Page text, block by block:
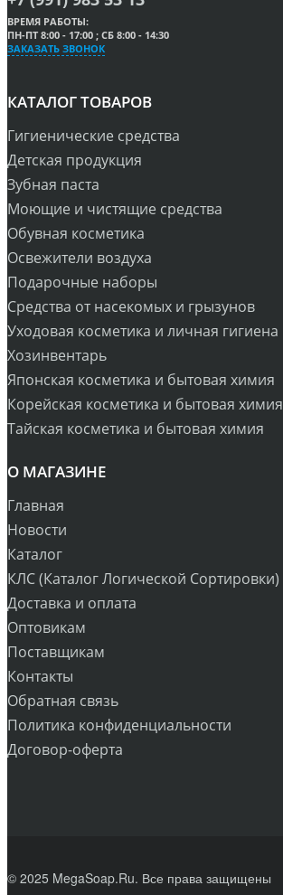
ВРЕМЯ РАБОТЫ:
ПН-ПТ 8:00 - 17:00 ; СБ 8:00 - 14:30
ЗАКАЗАТЬ ЗВОНОК
КАТАЛОГ ТОВАРОВ
Гигиенические средства
Детская продукция
Зубная паста
Моющие и чистящие средства
Обувная косметика
Освежители воздуха
Подарочные наборы
Средства от насекомых и грызунов
Уходовая косметика и личная гигиена
Хозинвентарь
Японская косметика и бытовая химия
Корейская косметика и бытовая химия
Тайская косметика и бытовая химия
О МАГАЗИНЕ
Главная
Новости
Каталог
КЛС (Каталог Логической Сортировки)
Доставка и оплата
Оптовикам
Поставщикам
Контакты
Обратная связь
Политика конфиденциальности
Договор-оферта
© 2025 MegaSoap.Ru. Все права защищены